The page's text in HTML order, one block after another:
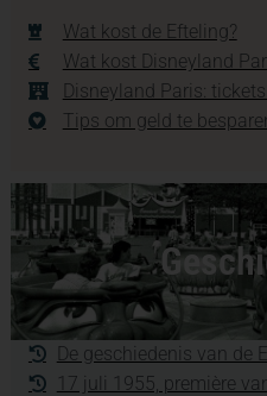
Wat kost de Efteling?
Wat kost Disneyland
Disneyland Paris:
Tips om geld te
De geschiedenis van de
17 juli 1955, première